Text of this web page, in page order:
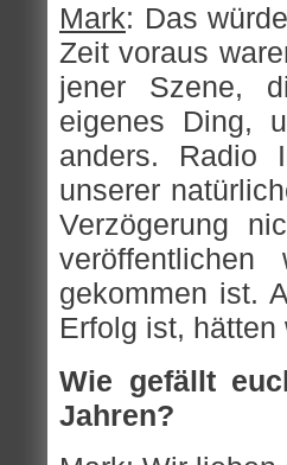
Mark: Das
Zeit voraus
jener Szene,
eigenes Ding,
anders. Radio
unserer
Verzögerung
gekommen ist.
Erfolg ist,
Wie gefällt
Jahren?